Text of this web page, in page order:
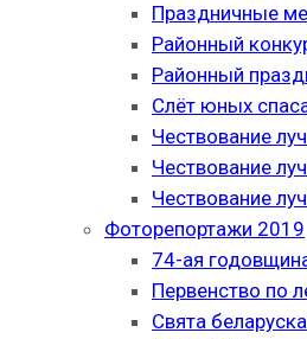
Праздничные
Районный
Районный
Слёт юных
Чествование
Чествование
Чествование
Фоторепортажи 2019
74-ая
Первенство по
Свята